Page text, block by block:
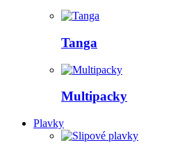
Tanga
Multipacky
Plavky